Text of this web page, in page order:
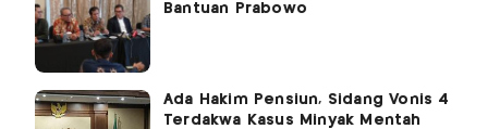
Bantuan Prabowo
Ada Hakim Pensiun, Sidang Vonis 4
Terdakwa Kasus Minyak Mentah